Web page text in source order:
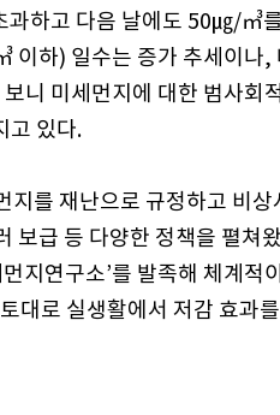
하고 다음 날에도 50㎍/㎥
이하) 일수는 증가 추세이나
니 미세먼지에 대한 범사회
고 있다.
지를 재난으로 규정하고 비
보급 등 다양한 정책을 펼쳐
지연구소’를 발족해 체계적
대로 실생활에서 저감 효과